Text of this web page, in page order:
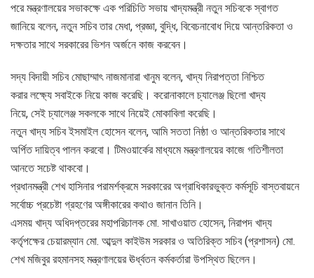
পরে মন্ত্রণালয়ের সভাকক্ষে এক পরিচিতি সভায় খাদ্যমন্ত্রী নতুন সচিবকে স্বাগত
জানিয়ে বলেন, নতুন সচিব তার মেধা, প্রজ্ঞা, বুদ্ধি, বিবেচনাবোধ দিয়ে আন্তরিকতা ও
দক্ষতার সাথে সরকারের ভিশন অর্জনে কাজ করবেন।
সদ্য বিদায়ী সচিব মোছাম্মাৎ নাজমানারা খানুম বলেন, খাদ্য নিরাপত্তা নিশ্চিত
করার লক্ষ্যে সবাইকে নিয়ে কাজ করেছি। করোনাকালে চ্যালেঞ্জ ছিলো খাদ্য
নিয়ে, সেই চ্যালেঞ্জ সকলকে সাথে নিয়েই মোকাবিলা করেছি।
নতুন খাদ্য সচিব ইসমাইল হোসেন বলেন, আমি সততা নিষ্ঠা ও আন্তরিকতার সাথে
অর্পিত দায়িত্ব পালন করবো। টিমওয়ার্কের মাধ্যমে মন্ত্রণালয়ের কাজে গতিশীলতা
আনতে সচেষ্ট থাকবো।
প্রধানমন্ত্রী শেখ হাসিনার পরামর্শক্রমে সরকারের অগ্রাধিকারভুক্ত কর্মসূচি বাস্তবায়নে
সর্বোচ্চ প্রচেষ্টা গ্রহণের অঙ্গীকারের কথাও জানান তিনি।
এসময় খাদ্য অধিদপ্তরের মহাপরিচালক মো. সাখাওয়াত হোসেন, নিরাপদ খাদ্য
কর্তৃপক্ষের চেয়ারম্যান মো. আব্দুল কাইউম সরকার ও অতিরিক্ত সচিব (প্রশাসন) মো.
শেখ মজিবুর রহমানসহ মন্ত্রণালয়ের ঊর্ধ্বতন কর্মকর্তারা উপস্থিত ছিলেন।